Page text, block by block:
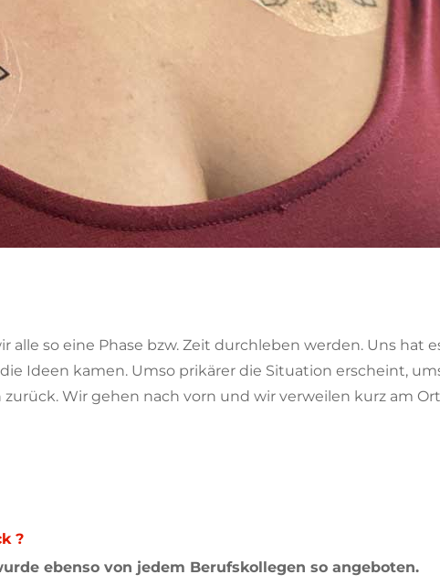
alle so eine Phase bzw. Zeit durchleben werden. Uns hat
Ideen kamen. Umso prikärer die Situation erscheint,
Wir gehen nach vorn und wir verweilen kurz am
?
ebenso von jedem Berufskollegen so angeboten.